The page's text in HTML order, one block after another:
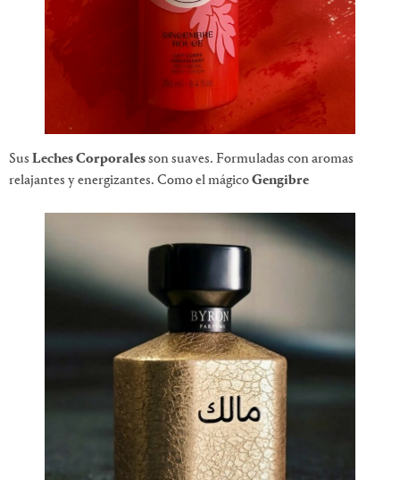
Sus Leches Corporalesson suaves. Formuladas con aromas
relajantes y energizantes. Como el mágicoGengibre